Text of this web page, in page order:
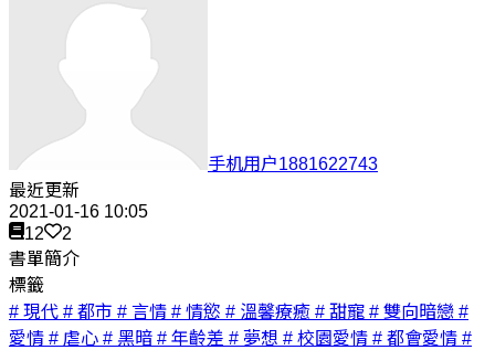
手机用户1881622743
最近更新
2021-01-16 10:05
12
2
書單簡介
標籤
# 現代 # 都市 # 言情 # 情慾 # 溫馨療癒 # 甜寵 # 雙向暗戀 #
愛情 # 虐心 # 黑暗 # 年齡差 # 夢想 # 校園愛情 # 都會愛情 #